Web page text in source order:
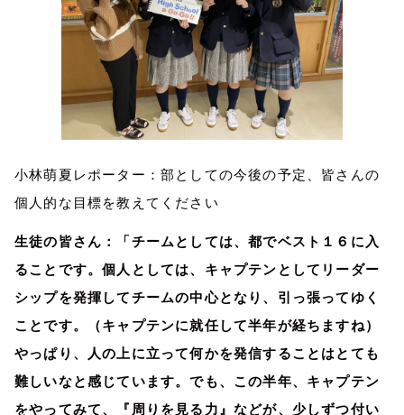
小林萌夏レポーター：部としての今後の予定、皆さんの
個人的な目標を教えてください
生徒の皆さん：「チームとしては、都でベスト１６に入
ることです。個人としては、キャプテンとしてリーダー
シップを発揮してチームの中心となり、引っ張ってゆく
ことです。（キャプテンに就任して半年が経ちますね）
やっぱり、人の上に立って何かを発信することはとても
難しいなと感じています。でも、この半年、キャプテン
をやってみて、『周りを見る力』などが、少しずつ付い